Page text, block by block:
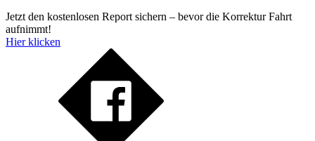
Jetzt den kostenlosen Report sichern – bevor die Korrektur Fahrt
aufnimmt!
Hier klicken